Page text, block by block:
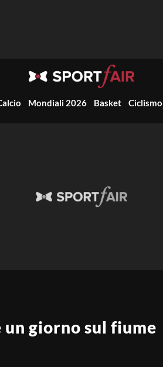
Mondiali 2026 Basket Ciclismo
un giorno sul fiume